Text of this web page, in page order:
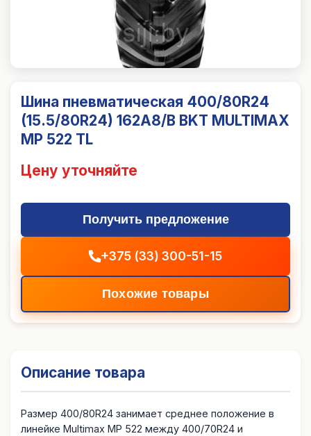
Шина пневматическая 400/80R24
(15.5/80R24) 162A8/B BKT MULTIMAX
MP 522 TL
Цену уточняйте
Получить предложение
+375 (33) 300-51-15
Похожие товары
Описание товара
Размер 400/80R24 занимает среднее положение в
линейке Multimax MP 522 между 400/70R24 и